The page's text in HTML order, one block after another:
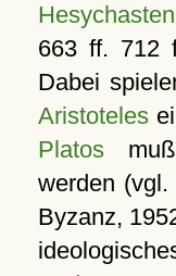
Hesychasten
663 ff. 712
Dabei
Aristoteles
Platosmuß
werden
Byzanz,